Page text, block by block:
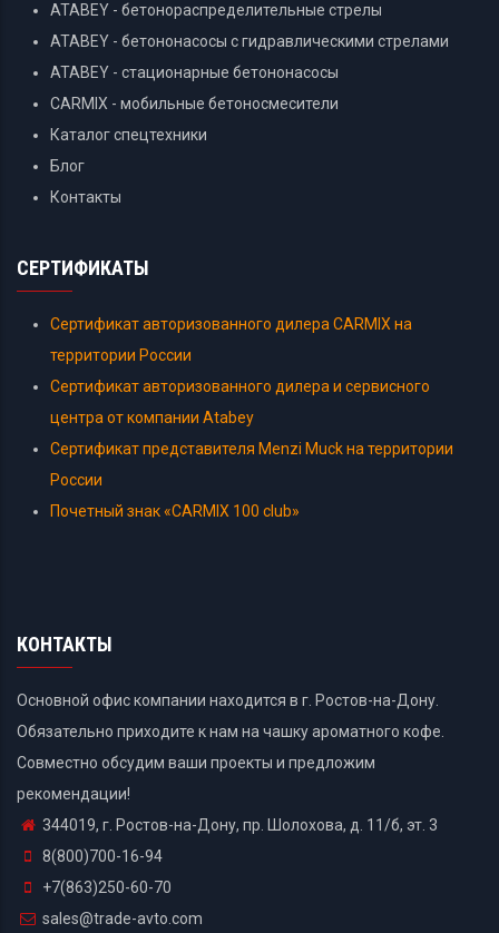
ATABEY - бетонораспределительные стрелы
ATABEY - бетононасосы с гидравлическими стрелами
ATABEY - стационарные бетононасосы
CARMIX - мобильные бетоносмесители
Каталог спецтехники
Блог
Контакты
СЕРТИФИКАТЫ
Сертификат авторизованного дилера CARMIX на
территории России
Сертификат авторизованного дилера и сервисного
центра от компании Atabey
Сертификат представителя Menzi Muck на территории
России
Почетный знак «CARMIX 100 club»
КОНТАКТЫ
Основной офис компании находится в г. Ростов-на-Дону.
Обязательно приходите к нам на чашку ароматного кофе.
Совместно обсудим ваши проекты и предложим
рекомендации!
344019, г. Ростов-на-Дону, пр. Шолохова, д. 11/б, эт. 3
8(800)700-16-94
+7(863)250-60-70
sales@trade-avto.com